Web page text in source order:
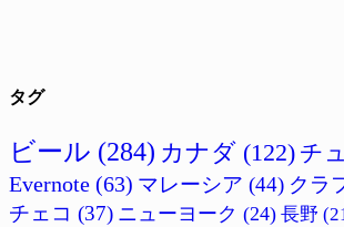
タグ
ビール (284) カナダ (122) チ
Evernote (63) マレーシア (44) クラ
チェコ (37) ニューヨーク (24) 長野